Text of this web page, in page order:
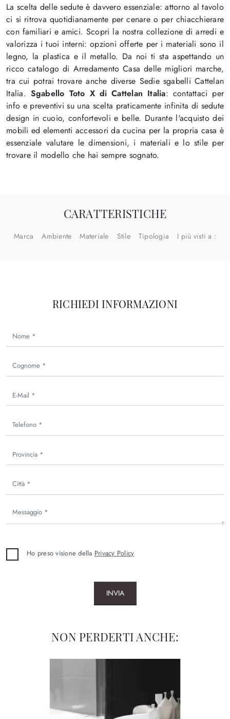
La scelta delle sedute è davvero essenziale: attorno al tavolo
ci si ritrova quotidianamente per cenare o per chiacchierare
con familiari e amici. Scopri la nostra collezione di arredi e
valorizza i tuoi interni: opzioni offerte per i materiali sono il
legno, la plastica e il metallo. Da noi ti sta aspettando un
ricco catalogo di Arredamento Casa delle migliori marche,
tra cui potrai trovare anche diverse Sedie sgabelli Cattelan
Italia. Sgabello Toto X di Cattelan Italia: contattaci per
info e preventivi su una scelta praticamente infinita di sedute
design in cuoio, confortevoli e belle. Durante l'acquisto dei
mobili ed elementi accessori da cucina per la propria casa è
essenziale valutare le dimensioni, i materiali e lo stile per
trovare il modello che hai sempre sognato.
CARATTERISTICHE
Marca Ambiente Materiale Stile Tipologia I più visti a :
RICHIEDI INFORMAZIONI
Ho preso visione della Privacy Policy
INVIA
NON PERDERTI ANCHE: